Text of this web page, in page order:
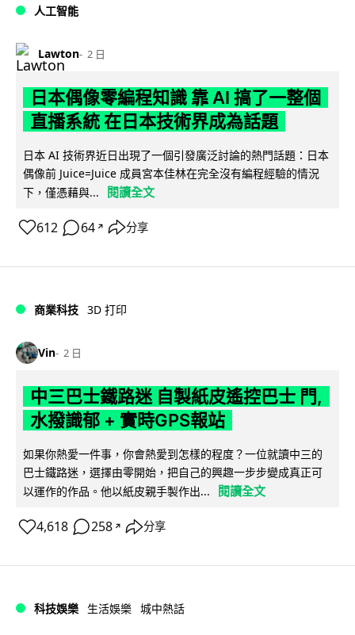
人工智能
Lawton 2 日
日本偶像零編程知識 靠 AI 搞了一整個
直播系統 在日本技術界成為話題
日本 AI 技術界近日出現了一個引發廣泛討論的熱門話題：日本
偶像前 Juice=Juice 成員宮本佳林在完全沒有編程經驗的情況
下，僅憑藉與...
閱讀全文
612 64 ↗ 分享
商業科技 3D 打印
Vin 2 日
中三巴士鐵路迷 自製紙皮遙控巴士 門,
水撥識郁 + 實時GPS報站
如果你熱愛一件事，你會熱愛到怎樣的程度？一位就讀中三的
巴士鐵路迷，選擇由零開始，把自己的興趣一步步變成真正可
以運作的作品。他以紙皮親手製作出...
閱讀全文
4,618 258 ↗ 分享
科技娛樂 生活娛樂 城中熱話